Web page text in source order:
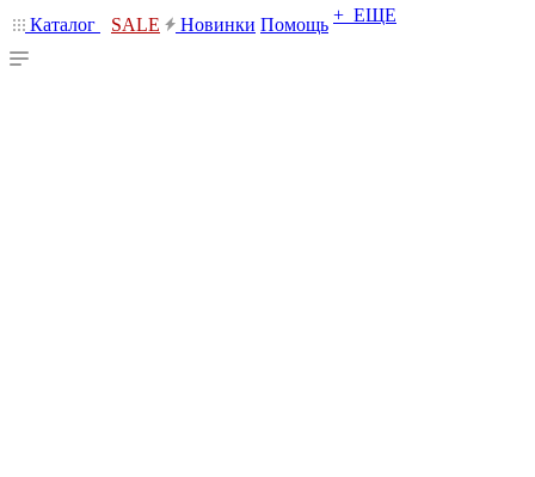
Каталог SALE Новинки Помощь + ЕЩЕ